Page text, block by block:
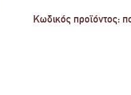
Κωδικός προϊόντος: